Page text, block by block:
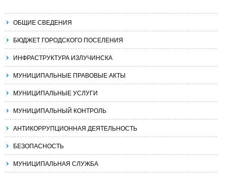
ОБЩИЕ СВЕДЕНИЯ
БЮДЖЕТ ГОРОДСКОГО ПОСЕЛЕНИЯ
ИНФРАСТРУКТУРА ИЗЛУЧИНСКА
МУНИЦИПАЛЬНЫЕ ПРАВОВЫЕ АКТЫ
МУНИЦИПАЛЬНЫЕ УСЛУГИ
МУНИЦИПАЛЬНЫЙ КОНТРОЛЬ
АНТИКОРРУПЦИОННАЯ ДЕЯТЕЛЬНОСТЬ
БЕЗОПАСНОСТЬ
МУНИЦИПАЛЬНАЯ СЛУЖБА